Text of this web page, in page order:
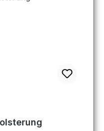
von 5 von 5 Sternen